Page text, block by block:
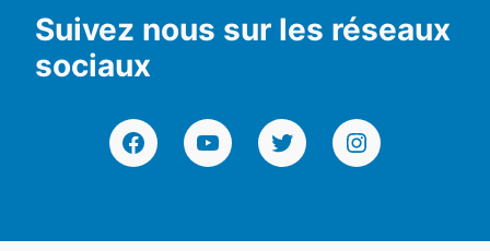
Suivez nous sur les réseaux
sociaux
FacebookYouTubeTwitterInstagram